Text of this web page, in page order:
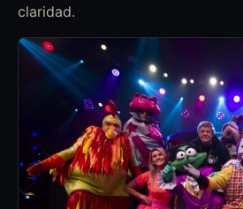
claridad.